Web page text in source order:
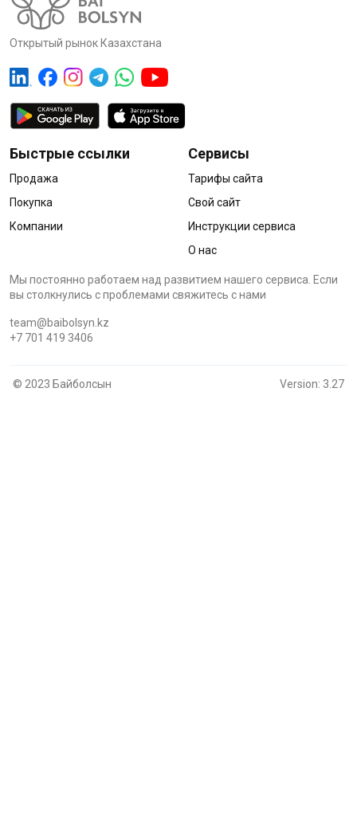
Открытый рынок Казахстана
Быстрые ссылки
Продажа
Покупка
Компании
Сервисы
Тарифы сайта
Свой сайт
Инструкции сервиса
О нас
Мы постоянно работаем над развитием нашего сервиса. Если
вы столкнулись с проблемами cвяжитесь с нами
team@baibolsyn.kz
+7 701 419 3406
© 2023 Байболсын Version: 3.27